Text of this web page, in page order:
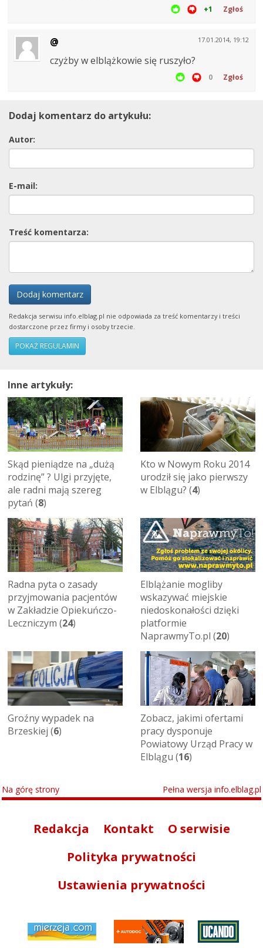
+1 Zgłoś
17.01.2014, 19:12
@
czyżby w elblążkowie się ruszyło?
0 Zgłoś
Dodaj komentarz do artykułu:
Autor:
E-mail:
Treść komentarza:
Dodaj komentarz
Redakcja serwisu info.elblag.pl nie odpowiada za treść komentarzy i treści
dostarczone przez firmy i osoby trzecie.
POKAŻ REGULAMIN
Inne artykuły:
Skąd pieniądze na „dużą
rodzinę” ? Ulgi przyjęte,
ale radni mają szereg
pytań (8)
Kto w Nowym Roku 2014
urodził się jako pierwszy
w Elblągu? (4)
Radna pyta o zasady
przyjmowania pacjentów
w Zakładzie Opiekuńczo-
Leczniczym (24)
Elblążanie mogliby
wskazywać miejskie
niedoskonałości dzięki
platformie
NaprawmyTo.pl (20)
Groźny wypadek na
Brzeskiej (6)
Zobacz, jakimi ofertami
pracy dysponuje
Powiatowy Urząd Pracy w
Elblągu (16)
Na górę strony Pełna wersja info.elblag.pl
Redakcja Kontakt
O serwisie
Polityka prywatności
Ustawienia prywatności